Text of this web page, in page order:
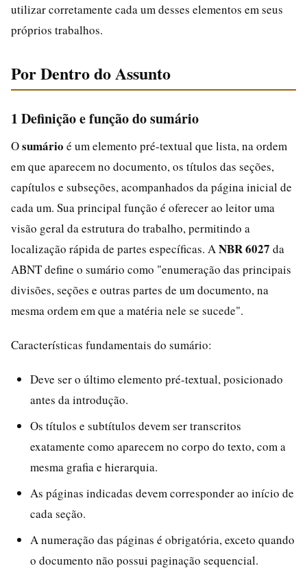
utilizar corretamente cada um desses elementos em seus
próprios trabalhos.
Por Dentro do Assunto
1 Definição e função do sumário
Osumário é um elemento pré-textual que lista, na ordem
em que aparecem no documento, os títulos das seções,
capítulos e subseções, acompanhados da página inicial de
cada um. Sua principal função é oferecer ao leitor uma
visão geral da estrutura do trabalho, permitindo a
localização rápida de partes específicas. A NBR 6027 da
ABNT define o sumário como "enumeração das principais
divisões, seções e outras partes de um documento, na
mesma ordem em que a matéria nele se sucede".
Características fundamentais do sumário:
Deve ser o último elemento pré-textual, posicionado
antes da introdução.
Os títulos e subtítulos devem ser transcritos
exatamente como aparecem no corpo do texto, com a
mesma grafia e hierarquia.
As páginas indicadas devem corresponder ao início de
cada seção.
A numeração das páginas é obrigatória, exceto quando
o documento não possui paginação sequencial.